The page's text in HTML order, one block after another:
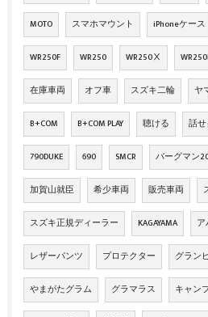
MOTO スマホマウント iPhoneケース
WR250F WR250 WR250Ⅹ
在庫車両 オフ車 スズキ二輪 ヤ
B+COM B+COM PLAY 聴ける 話
790DUKE 690 SMCR バーグマン
加賀山就臣 希少車両 販売車両
スズキ正規ディーラー KAGAYAMA
レザーパンツ プロテクター グラン
やまがたグラム グラマラス キャン